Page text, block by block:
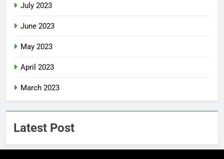
July 2023
June 2023
May 2023
April 2023
March 2023
Latest Post